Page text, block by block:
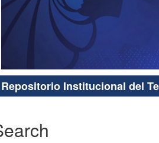
Repositorio Institucional del